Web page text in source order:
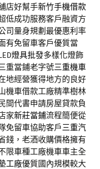
店好幫手新竹手機借款
低成功服務客戶融資方
司量身規劃最優惠利率
有免留車客戶優質當
燈具批發多樣化燈飾
重當鋪老字號三重機車
地經營獲得地方的良好
機車借款工廠精準樹林
間代書申請房屋貸款負
家新莊當鋪流程簡便從
免留車協助客戶 三重汽
錢，老酒收購價格擁有
限車種工廠機車車主全
工廠優質國內規模較大